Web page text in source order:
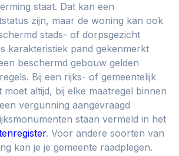
buurt vergroenen, SDG >
lokale democratie >
en lokale politiek
uitoefenen, maatschappelijke impact >
en gebiedsontwikkeling
participatie,
staat. Dat kan een
zijn, maar de woning kan ook
stads- of dorpsgezicht
karakteristiek pand gekenmerkt
beschermd gebouw gelden
Bij een rijks- of gemeentelijk
moet altijd, bij elke maatregel binnen
vergunning aangevraagd
staan vermeld in het
. Voor andere soorten van
kan je je gemeente raadplegen.